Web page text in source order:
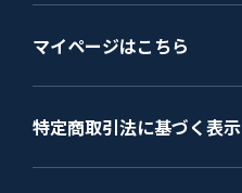
マイページはこちら
特定商取引法に基づく表示